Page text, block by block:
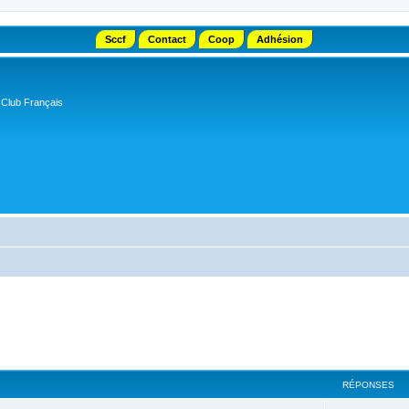
Sccf Contact Coop Adhésion
Français
RÉPONSES